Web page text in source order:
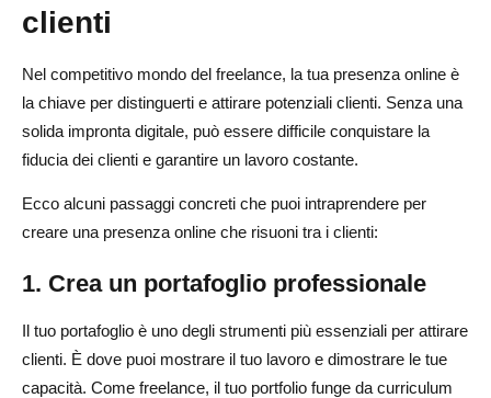
clienti
Nel competitivo mondo del freelance, la tua presenza online è
la chiave per distinguerti e attirare potenziali clienti. Senza una
solida impronta digitale, può essere difficile conquistare la
fiducia dei clienti e garantire un lavoro costante.
Ecco alcuni passaggi concreti che puoi intraprendere per
creare una presenza online che risuoni tra i clienti:
1. Crea un portafoglio professionale
Il tuo portafoglio è uno degli strumenti più essenziali per attirare
clienti. È dove puoi mostrare il tuo lavoro e dimostrare le tue
capacità. Come freelance, il tuo portfolio funge da curriculum